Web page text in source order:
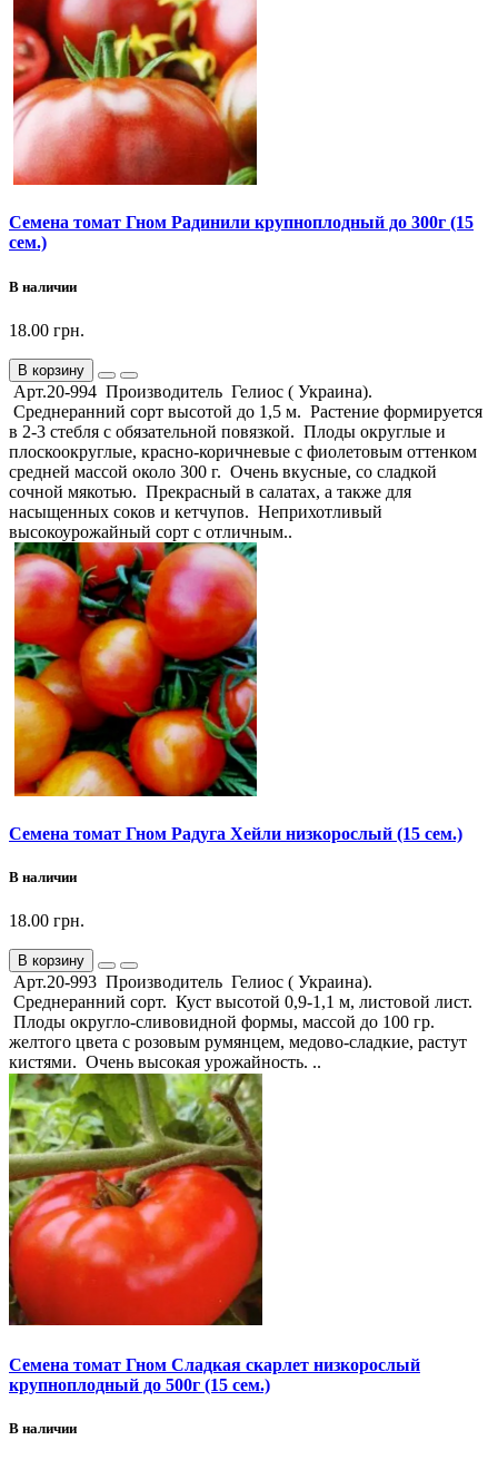
Семена томат Гном Радинили крупноплодный до 300г (15
сем.)
В наличии
18.00 грн.
В корзину
Арт.20-994 Производитель Гелиос ( Украина).
Среднеранний сорт высотой до 1,5 м. Растение формируется
в 2-3 стебля с обязательной повязкой. Плоды округлые и
плоскоокруглые, красно-коричневые с фиолетовым оттенком
средней массой около 300 г. Очень вкусные, со сладкой
сочной мякотью. Прекрасный в салатах, а также для
насыщенных соков и кетчупов. Неприхотливый
высокоурожайный сорт с отличным..
Семена томат Гном Радуга Хейли низкорослый (15 сем.)
В наличии
18.00 грн.
В корзину
Арт.20-993 Производитель Гелиос ( Украина).
Среднеранний сорт. Куст высотой 0,9-1,1 м, листовой лист.
Плоды округло-сливовидной формы, массой до 100 гр.
желтого цвета с розовым румянцем, медово-сладкие, растут
кистями. Очень высокая урожайность. ..
Семена томат Гном Сладкая скарлет низкорослый
крупноплодный до 500г (15 сем.)
В наличии